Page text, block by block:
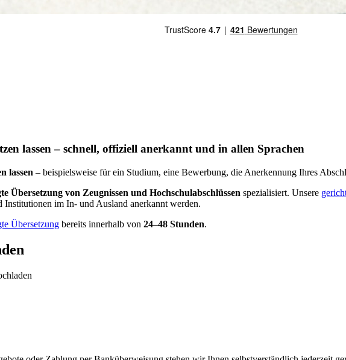
lassen – schnell, offiziell anerkannt und in allen Sprachen
lassen – beispielsweise für ein Studium, eine Bewerbung, die Anerkennung Ihres
Übersetzung von Zeugnissen und Hochschulabschlüssen spezialisiert. Unsere
im In- und Ausland anerkannt werden.
Übersetzung bereits innerhalb von 24–48 Stunden.